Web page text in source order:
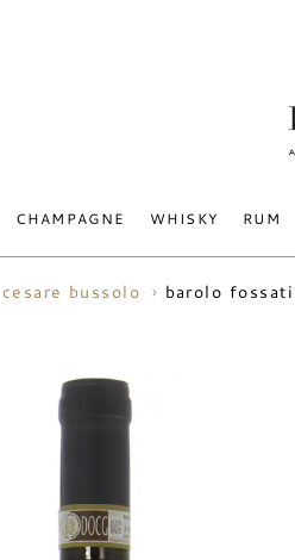
CHAMPAGNE WHISKY RUM
cesare bussolo barolo